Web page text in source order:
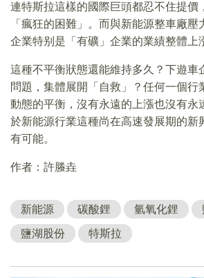
連特斯拉這樣的國際巨頭都忍不住提價
「瘋狂的困難」。而與新能源整車廠
企業特别是「有礦」企業的業績整體上
這種不平衡狀態還能維持多久？下遊車
問題，集體展開「自救」？任何一個行
動態的平衡，沒有永遠的上漲也沒有永
於新能源行業這種尚在高速發展期的新
有可能。
作者：許螣垚
新能源 碳酸鋰 氫氧化鋰
鹽湖股份 特斯拉